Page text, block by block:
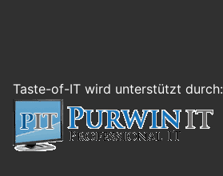
Taste-of-IT wird unterstützt durch: